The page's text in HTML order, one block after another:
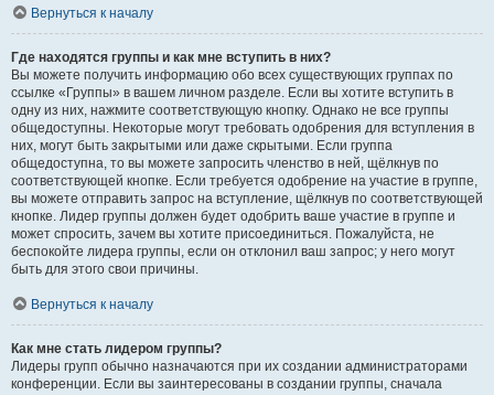
Вернуться к началу
Где находятся группы и как мне вступить в них?
Вы можете получить информацию обо всех существующих группах по
ссылке «Группы» в вашем личном разделе. Если вы хотите вступить в
одну из них, нажмите соответствующую кнопку. Однако не все группы
общедоступны. Некоторые могут требовать одобрения для вступления в
них, могут быть закрытыми или даже скрытыми. Если группа
общедоступна, то вы можете запросить членство в ней, щёлкнув по
соответствующей кнопке. Если требуется одобрение на участие в группе,
вы можете отправить запрос на вступление, щёлкнув по соответствующей
кнопке. Лидер группы должен будет одобрить ваше участие в группе и
может спросить, зачем вы хотите присоединиться. Пожалуйста, не
беспокойте лидера группы, если он отклонил ваш запрос; у него могут
быть для этого свои причины.
Вернуться к началу
Как мне стать лидером группы?
Лидеры групп обычно назначаются при их создании администраторами
конференции. Если вы заинтересованы в создании группы, сначала